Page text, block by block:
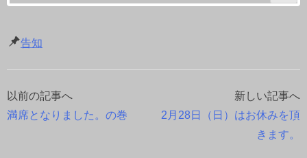
告知
投
以前の記事へ
満席となりました。の巻
新しい記事へ
2月28日（日）はお休みを頂
きます。